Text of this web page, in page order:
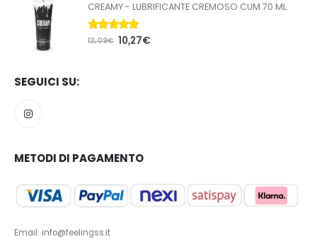
CREAMY - LUBRIFICANTE CREMOSO CUM 70 ML
5.00Su 5
12,09€ 10,27€
SEGUICI SU:
METODI DI PAGAMENTO
Email: info@feelingss.it